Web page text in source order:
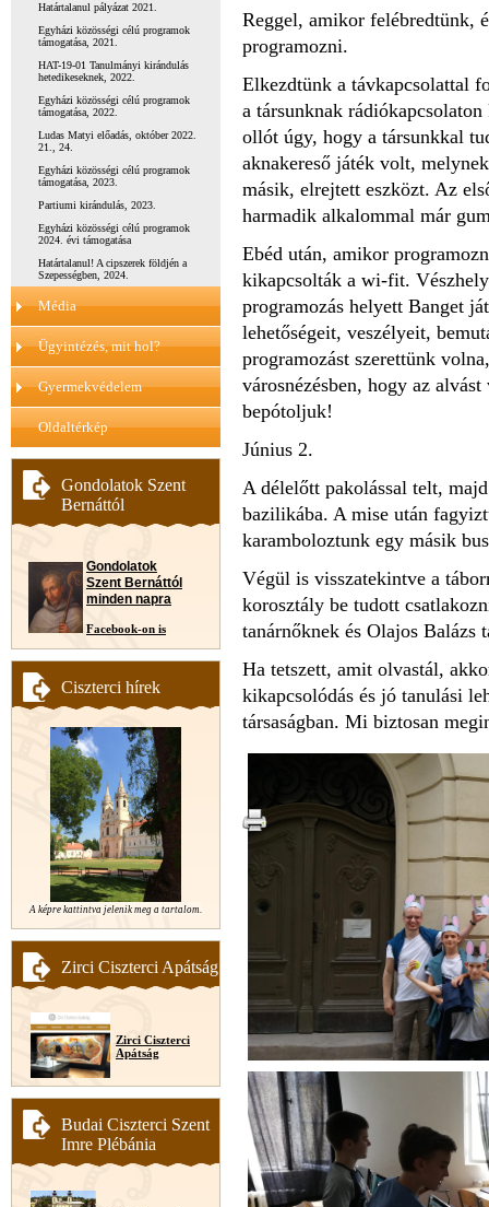
Határtalanul pályázat 2021.
Egyházi közösségi célú programok
támogatása, 2021.
HAT-19-01 Tanulmányi kirándulás
hetedikeseknek, 2022.
Egyházi közösségi célú programok
támogatása, 2022.
Ludas Matyi előadás, október 2022.
21., 24.
Egyházi közösségi célú programok
támogatása, 2023.
Partiumi kirándulás, 2023.
Egyházi közösségi célú programok
2024. évi támogatása
Határtalanul! A cipszerek földjén a
Szepességben, 2024.
Média
Ügyintézés, mit hol?
Gyermekvédelem
Oldaltérkép
Gondolatok Szent
Bernáttól
Gondolatok
Szent Bernáttól
minden napra
Facebook-on is
Ciszterci hírek
A képre kattintva jelenik meg a tartalom.
Zirci Ciszterci Apátság
Zirci Ciszterci
Apátság
Budai Ciszterci Szent
Imre Plébánia
Reggel, amikor felébredtünk,
programozni.
Elkezdtünk a távkapcsolattal
a társunknak
ollót úgy, hogy a társunkkal
aknakereső játék volt,
másik, elrejtett eszközt. Az
harmadik alkalommal már
Ebéd után, amikor
kikapcsolták a wi-fit.
programozás helyett Banget
lehetőségeit, veszélyeit,
programozást szerettünk
városnézésben, hogy az
bepótoljuk!
Június 2.
A délelőtt pakolással telt,
bazilikába. A mise után
karamboloztunk egy másik
Végül is visszatekintve a
korosztály be tudott
tanárnőknek és Olajos Balázs
Ha tetszett, amit olvastál,
kikapcsolódás és jó tanulási
társaságban. Mi biztosan